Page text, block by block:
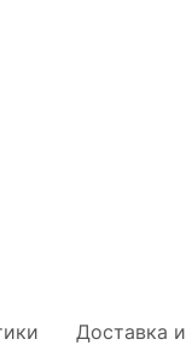
Доставка и